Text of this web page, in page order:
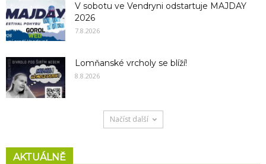
V sobotu ve Vendryni odstartuje MAJDAY
2026
7.8.2026
Lomňanské vrcholy se blíží!
8.8.2026
Načíst další
AKTUÁLNĚ